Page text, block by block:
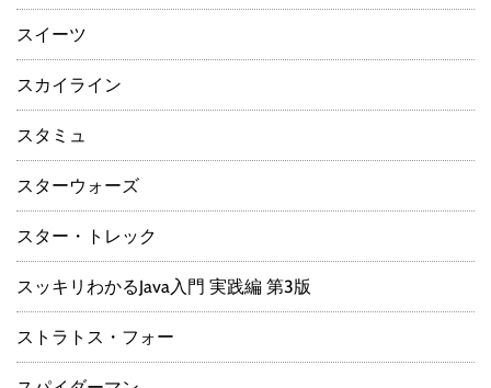
スイーツ
スカイライン
スタミュ
スターウォーズ
スター・トレック
スッキリわかるJava入門 実践編 第3版
ストラトス・フォー